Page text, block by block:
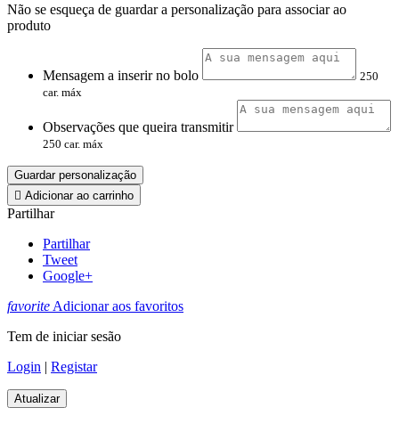
Não se esqueça de guardar a personalização para associar ao
produto
Mensagem a inserir no bolo
250
car. máx
Observações que queira transmitir
250 car. máx
Guardar personalização
 Adicionar ao carrinho
Partilhar
Partilhar
Tweet
Google+
favorite Adicionar aos favoritos
Tem de iniciar sesão
Login | Registar